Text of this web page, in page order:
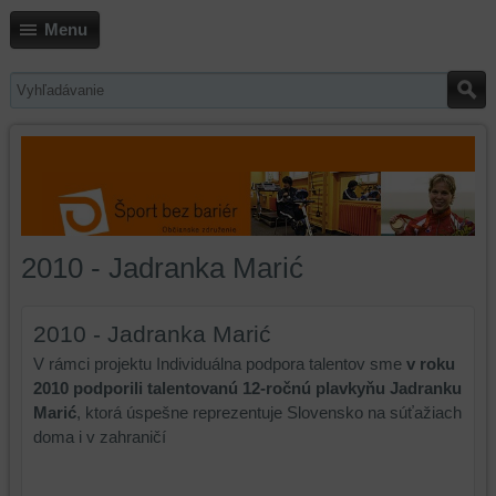
Menu
2010 - Jadranka Marić
2010 - Jadranka Marić
V rámci projektu Individuálna podpora talentov sme v roku
2010 podporili talentovanú 12-ročnú plavkyňu Jadranku
Marić, ktorá úspešne reprezentuje Slovensko na súťažiach
doma i v zahraničí